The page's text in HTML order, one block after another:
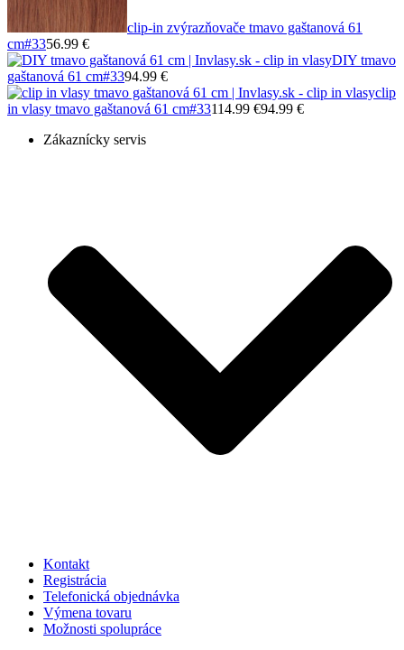
clip-in zvýrazňovače tmavo gaštanová 61
cm#3356.99 €
DIY tmavo
gaštanová 61 cm#3394.99 €
clip
in vlasy tmavo gaštanová 61 cm#33114.99 €94.99 €
Zákaznícky servis
Kontakt
Registrácia
Telefonická objednávka
Výmena tovaru
Možnosti spolupráce